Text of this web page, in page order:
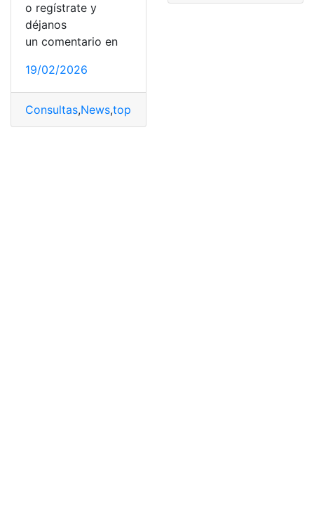
o regístrate y
déjanos
un comentario en
19/02/2026
Consultas,News,top2